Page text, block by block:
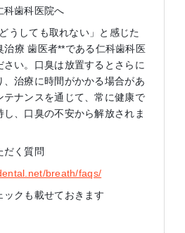
科歯科医院へ
うしても取れない」と感じた
治療 歯医者**である仁科歯科医
さい。口臭は放置するとさらに
、治療に時間がかかる場合があ
テナンスを通じて、常に健康で
、口臭の不安から解放されま
だく質問
breath/faqs/
クも載せておきます